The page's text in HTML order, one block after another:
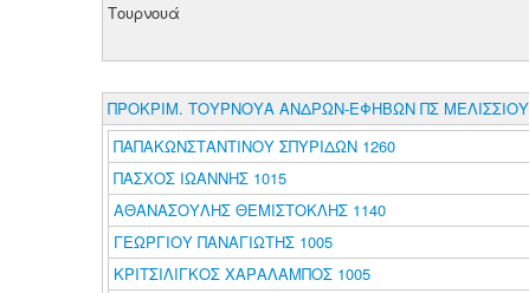
Τουρνουά
ΠΡΟΚΡΙΜ. ΤΟΥΡΝΟΥΑ ΑΝΔΡΩΝ-ΕΦΗΒΩΝ ΠΣ ΜΕΛΙΣΣΙΟΥ
ΠΑΠΑΚΩΝΣΤΑΝΤΙΝΟΥ ΣΠΥΡΙΔΩΝ 1260
ΠΑΣΧΟΣ ΙΩΑΝΝΗΣ 1015
ΑΘΑΝΑΣΟΥΛΗΣ ΘΕΜΙΣΤΟΚΛΗΣ 1140
ΓΕΩΡΓΙΟΥ ΠΑΝΑΓΙΩΤΗΣ 1005
ΚΡΙΤΣΙΛΙΓΚΟΣ ΧΑΡΑΛΑΜΠΟΣ 1005